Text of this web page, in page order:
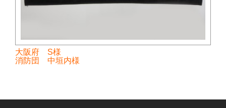
大阪府 S様
消防団 中垣内様